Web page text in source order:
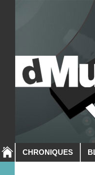
CHRONIQUES